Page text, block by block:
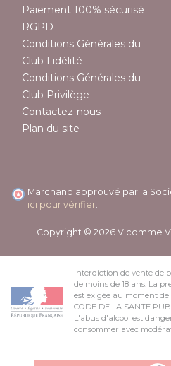
Paiement 100% sécurisé
RGPD
Conditions Générales du
Club Fidélité
Conditions Générales du
Club Privilège
Contactez-nous
Plan du site
Marchand approuvé par la
ici pour vérifier
Copyright © 2026 V comme
Interdiction de vente de
de moins de 18 ans. La
est exigée au moment
CODE DE LA SANTE
L'abus d'alcool est
consommer avec